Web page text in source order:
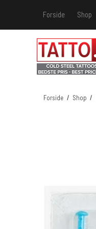
Forside Shop
Forside / Shop /